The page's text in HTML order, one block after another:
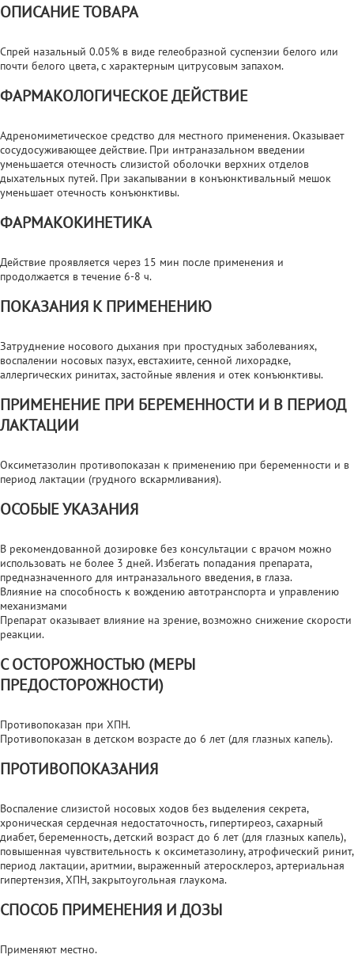
ОПИСАНИЕ ТОВАРА
Спрей назальный 0.05% в виде гелеобразной суспензии белого или
почти белого цвета, с характерным цитрусовым запахом.
ФАРМАКОЛОГИЧЕСКОЕ ДЕЙСТВИЕ
Адреномиметическое средство для местного применения. Оказывает
сосудосуживающее действие. При интраназальном введении
уменьшается отечность слизистой оболочки верхних отделов
дыхательных путей. При закапывании в конъюнктивальный мешок
уменьшает отечность конъюнктивы.
ФАРМАКОКИНЕТИКА
Действие проявляется через 15 мин после применения и
продолжается в течение 6-8 ч.
ПОКАЗАНИЯ К ПРИМЕНЕНИЮ
Затруднение носового дыхания при простудных заболеваниях,
воспалении носовых пазух, евстахиите, сенной лихорадке,
аллергических ринитах, застойные явления и отек конъюнктивы.
ПРИМЕНЕНИЕ ПРИ БЕРЕМЕННОСТИ И В ПЕРИОД
ЛАКТАЦИИ
Оксиметазолин противопоказан к применению при беременности и в
период лактации (грудного вскармливания).
ОСОБЫЕ УКАЗАНИЯ
В рекомендованной дозировке без консультации с врачом можно
использовать не более 3 дней. Избегать попадания препарата,
предназначенного для интраназального введения, в глаза.
Влияние на способность к вождению автотранспорта и управлению
механизмами
Препарат оказывает влияние на зрение, возможно снижение скорости
реакции.
С ОСТОРОЖНОСТЬЮ (МЕРЫ
ПРЕДОСТОРОЖНОСТИ)
Противопоказан при ХПН.
Противопоказан в детском возрасте до 6 лет (для глазных капель).
ПРОТИВОПОКАЗАНИЯ
Воспаление слизистой носовых ходов без выделения секрета,
хроническая сердечная недостаточность, гипертиреоз, сахарный
диабет, беременность, детский возраст до 6 лет (для глазных капель),
повышенная чувствительность к оксиметазолину, атрофический ринит,
период лактации, аритмии, выраженный атеросклероз, артериальная
гипертензия, ХПН, закрытоугольная глаукома.
СПОСОБ ПРИМЕНЕНИЯ И ДОЗЫ
Применяют местно.